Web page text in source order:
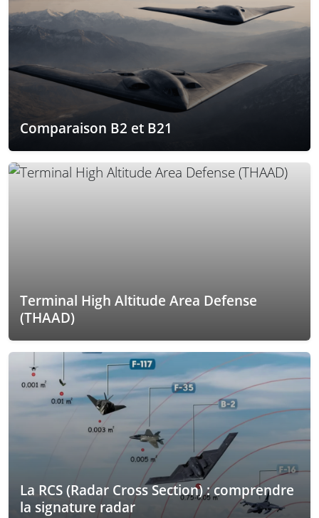
Comparaison B2 et B21
Terminal High Altitude Area Defense
(THAAD)
La RCS (Radar Cross Section) : comprendre
la signature radar